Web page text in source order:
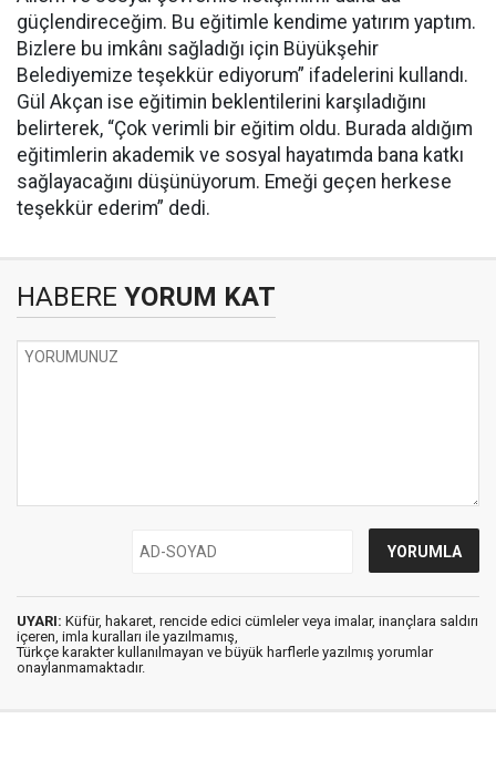
güçlendireceğim. Bu eğitimle kendime yatırım yaptım.
Bizlere bu imkânı sağladığı için Büyükşehir
Belediyemize teşekkür ediyorum” ifadelerini kullandı.
Gül Akçan ise eğitimin beklentilerini karşıladığını
belirterek, “Çok verimli bir eğitim oldu. Burada aldığım
eğitimlerin akademik ve sosyal hayatımda bana katkı
sağlayacağını düşünüyorum. Emeği geçen herkese
teşekkür ederim” dedi.
HABERE YORUM KAT
UYARI: Küfür, hakaret, rencide edici cümleler veya imalar, inançlara saldırı
içeren, imla kuralları ile yazılmamış,
Türkçe karakter kullanılmayan ve büyük harflerle yazılmış yorumlar
onaylanmamaktadır.